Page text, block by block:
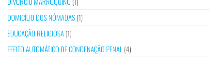
DOMICÍLIO DOS NÓMADAS(1)
EDUCAÇÃO RELIGIOSA(1)
EFEITO AUTOMÁTICO DE CONDENAÇÃO PENAL (4)